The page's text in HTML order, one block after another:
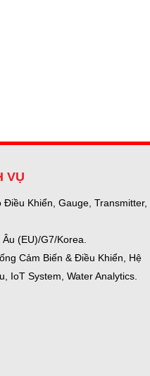
VỤ
Điều Khiển, Gauge, Transmitter,
(EU)/G7/Korea.
Cảm Biến & Điều Khiển, Hệ
IoT System, Water Analytics.